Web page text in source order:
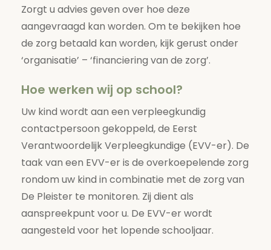
Zorgt u advies geven over hoe deze
aangevraagd kan worden. Om te bekijken hoe
de zorg betaald kan worden, kijk gerust onder
‘organisatie’ – ‘financiering van de zorg’.
Hoe werken wij op school?
Uw kind wordt aan een verpleegkundig
contactpersoon gekoppeld, de Eerst
Verantwoordelijk Verpleegkundige (EVV-er). De
taak van een EVV-er is de overkoepelende zorg
rondom uw kind in combinatie met de zorg van
De Pleister te monitoren. Zij dient als
aanspreekpunt voor u. De EVV-er wordt
aangesteld voor het lopende schooljaar.